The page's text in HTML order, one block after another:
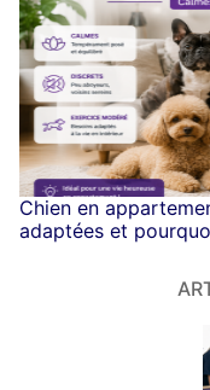
Chien en
adaptées et